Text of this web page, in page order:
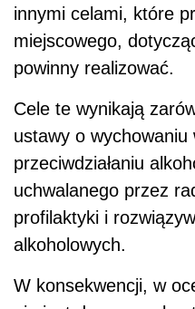
innymi celami, które
miejscowego,
powinny realizować.
Cele te wynikają
ustawy o wychowaniu
przeciwdziałaniu
uchwalanego przez
profilaktyki i
alkoholowych.
W konsekwencji, w